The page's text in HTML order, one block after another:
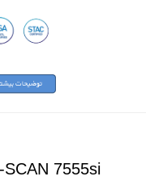
SCAN 7555si